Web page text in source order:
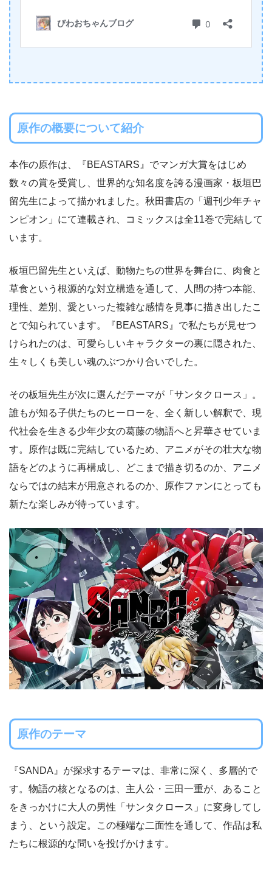
原作の概要について紹介
本作の原作は、『BEASTARS』でマンガ大賞をはじめ
数々の賞を受賞し、世界的な知名度を誇る漫画家・板垣巴
留先生によって描かれました。秋田書店の「週刊少年チャ
ンピオン」にて連載され、コミックスは全11巻で完結して
います。
板垣巴留先生といえば、動物たちの世界を舞台に、肉食と
草食という根源的な対立構造を通して、人間の持つ本能、
理性、差別、愛といった複雑な感情を見事に描き出したこ
とで知られています。『BEASTARS』で私たちが見せつ
けられたのは、可愛らしいキャラクターの裏に隠された、
生々しくも美しい魂のぶつかり合いでした。
その板垣先生が次に選んだテーマが「サンタクロース」。
誰もが知る子供たちのヒーローを、全く新しい解釈で、現
代社会を生きる少年少女の葛藤の物語へと昇華させていま
す。原作は既に完結しているため、アニメがその壮大な物
語をどのように再構成し、どこまで描き切るのか、アニメ
ならではの結末が用意されるのか、原作ファンにとっても
新たな楽しみが待っています。
原作のテーマ
『SANDA』が探求するテーマは、非常に深く、多層的で
す。物語の核となるのは、主人公・三田一重が、あること
をきっかけに大人の男性「サンタクロース」に変身してし
まう、という設定。この極端な二面性を通して、作品は私
たちに根源的な問いを投げかけます。